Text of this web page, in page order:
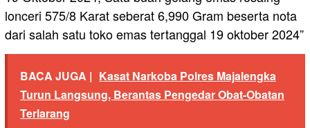
lonceri 575/8 Karat seberat 6,990 Gram beserta nota
dari salah satu toko emas tertanggal 19 oktober 2024”
BACA JUGA | Kasat Narkoba Polres Majalengka
Turun Langsung, Berantas Pengedar Obat-Obatan
Terlarang